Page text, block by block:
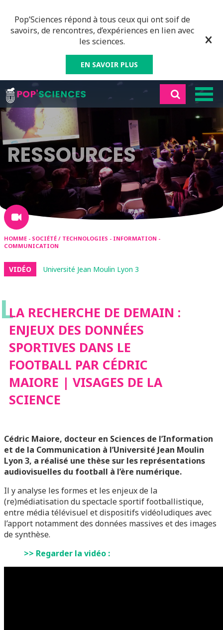
Pop’Sciences répond à tous ceux qui ont soif de
savoirs, de rencontres, d’expériences en lien avec
les sciences.
EN SAVOIR PLUS
RESSOURCES
HOMME - SOCIÉTÉ / TECHNOLOGIES - INFORMATION -
COMMUNICATION
VIDÉO Université Jean Moulin Lyon 3
LLA RECHERCHE DE DEMAIN :
ENJEUX DES DONNÉES
SPORTIVES DANS LE
FOOTBALL PAR CÉDRIC
MAIORE | VISAGES DE LA
SCIENCE
Cédric Maiore, docteur en Sciences de l’Information
et de la Communication à l’Université Jean Moulin
Lyon 3, a réalisé une thèse sur les représentations
audiovisuelles du football à l’ère numérique.
Il y analyse les formes et les enjeux de la
(re)médiatisation du spectacle sportif footballistique,
entre média télévisuel et dispositifs vidéoludiques avec
l’apport notamment des données massives et des images
de synthèse.
>> Regarder la vidéo :